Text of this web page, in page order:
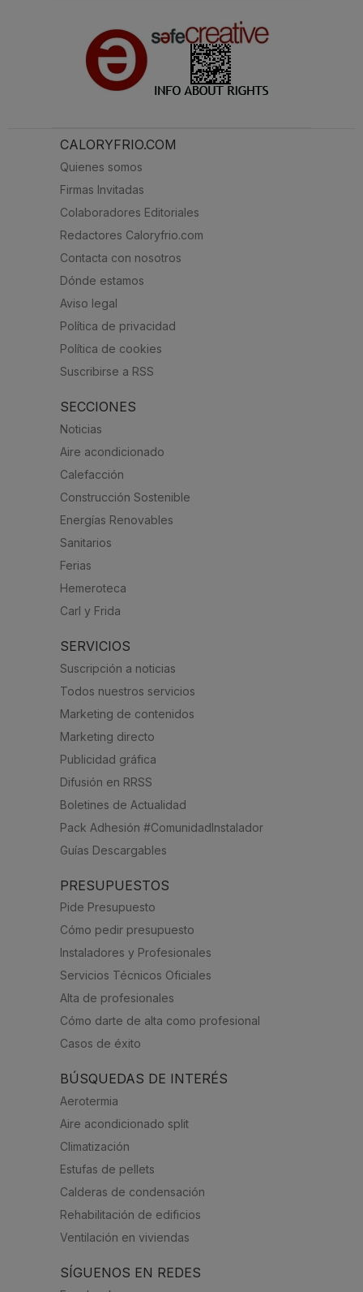
CALORYFRIO.COM
Quienes somos
Firmas Invitadas
Colaboradores Editoriales
Redactores Caloryfrio.com
Contacta con nosotros
Dónde estamos
Aviso legal
Política de privacidad
Política de cookies
Suscribirse a RSS
SECCIONES
Noticias
Aire acondicionado
Calefacción
Construcción Sostenible
Energías Renovables
Sanitarios
Ferias
Hemeroteca
Carl y Frida
SERVICIOS
Suscripción a noticias
Todos nuestros servicios
Marketing de contenidos
Marketing directo
Publicidad gráfica
Difusión en RRSS
Boletines de Actualidad
Pack Adhesión #ComunidadInstalador
Guías Descargables
PRESUPUESTOS
Pide Presupuesto
Cómo pedir presupuesto
Instaladores y Profesionales
Servicios Técnicos Oficiales
Alta de profesionales
Cómo darte de alta como profesional
Casos de éxito
BÚSQUEDAS DE INTERÉS
Aerotermia
Aire acondicionado split
Climatización
Estufas de pellets
Calderas de condensación
Rehabilitación de edificios
Ventilación en viviendas
SÍGUENOS EN REDES